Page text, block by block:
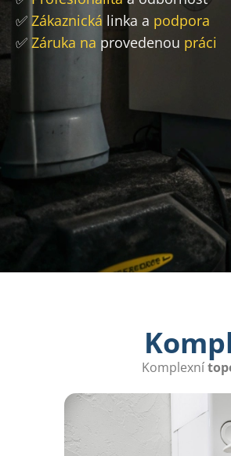
✅ Zákaznická linka a podpora
✅ Záruka na provedenou práci
Komplexní